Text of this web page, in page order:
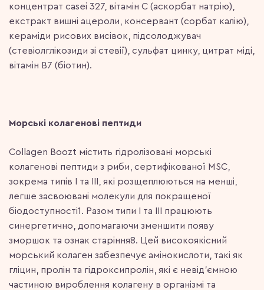
концентрат casei 327, вітамін С (аскорбат натрію),
екстракт вишні ацероли, консервант (сорбат калію),
кераміди рисових висівок, підсолоджувач
(стевіолглікозиди зі стевії), сульфат цинку, цитрат міді,
вітамін В7 (біотин).
Морські колагенові пептиди
Collagen Boozt містить гідролізовані морські
колагенові пептиди з риби, сертифікованої MSC,
зокрема типів I та III, які розщеплюються на менші,
легше засвоювані молекули для покращеної
біодоступності1. Разом типи I та III працюють
синергетично, допомагаючи зменшити появу
зморшок та ознак старіння8. Цей високоякісний
морський колаген забезпечує амінокислоти, такі як
гліцин, пролін та гідроксипролін, які є невід’ємною
частиною вироблення колагену в організмі та